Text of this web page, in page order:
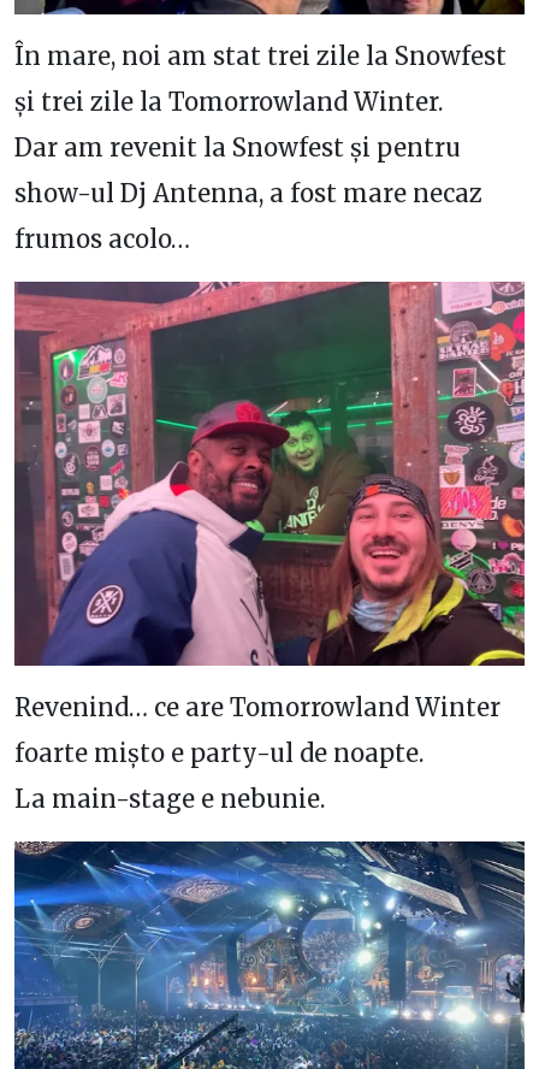
În mare, noi am stat trei zile la Snowfest
și trei zile la Tomorrowland Winter.
Dar am revenit la Snowfest și pentru
show-ul Dj Antenna, a fost mare necaz
frumos acolo…
Revenind… ce are Tomorrowland Winter
foarte mișto e party-ul de noapte.
La main-stage e nebunie.